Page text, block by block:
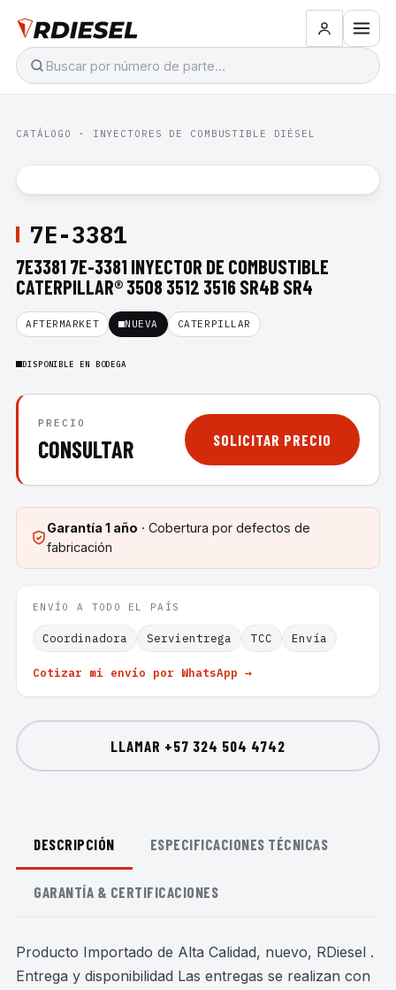
CATÁLOGO · INYECTORES DE COMBUSTIBLE DIÉSEL
7E-3381
7E3381 7E-3381 INYECTOR DE COMBUSTIBLE
CATERPILLAR® 3508 3512 3516 SR4B SR4
AFTERMARKET NUEVA CATERPILLAR
DISPONIBLE EN BODEGA
PRECIO
CONSULTAR SOLICITAR PRECIO
Garantía 1 año · Cobertura por defectos de
fabricación
ENVÍO A TODO EL PAÍS
Coordinadora Servientrega TCC Envía
Cotizar mi envío por WhatsApp →
LLAMAR +57 324 504 4742
DESCRIPCIÓN ESPECIFICACIONES TÉCNICAS
GARANTÍA & CERTIFICACIONES
Producto Importado de Alta Calidad, nuevo, RDiesel .
Entrega y disponibilidad Las entregas se realizan con